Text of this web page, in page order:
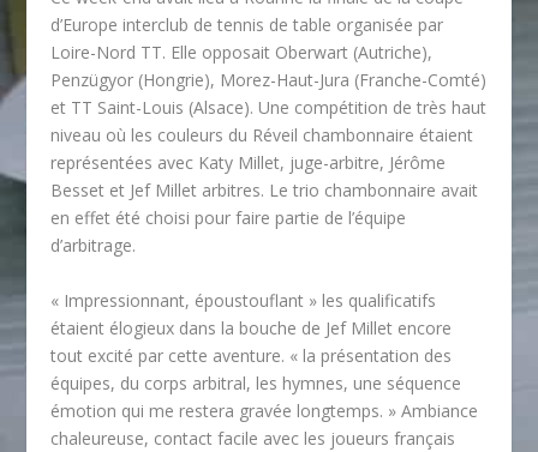
d’Europe interclub de tennis de table organisée par
Loire-Nord TT. Elle opposait Oberwart (Autriche),
Penzügyor (Hongrie), Morez-Haut-Jura (Franche-Comté)
et TT Saint-Louis (Alsace). Une compétition de très haut
niveau où les couleurs du Réveil chambonnaire étaient
représentées avec Katy Millet, juge-arbitre, Jérôme
Besset et Jef Millet arbitres. Le trio chambonnaire avait
en effet été choisi pour faire partie de l’équipe
d’arbitrage.
« Impressionnant, époustouflant » les qualificatifs
étaient élogieux dans la bouche de Jef Millet encore
tout excité par cette aventure. « la présentation des
équipes, du corps arbitral, les hymnes, une séquence
émotion qui me restera gravée longtemps. » Ambiance
chaleureuse, contact facile avec les joueurs français